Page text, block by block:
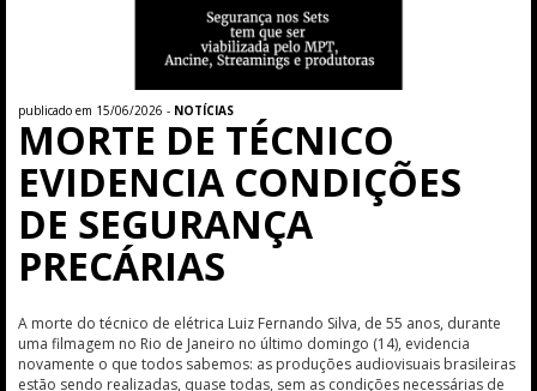
publicado em 15/06/2026 - NOTÍCIAS
MORTE DE TÉCNICO
EVIDENCIA CONDIÇÕES
DE SEGURANÇA
PRECÁRIAS
A morte do técnico de elétrica Luiz Fernando Silva, de 55 anos, durante
uma filmagem no Rio de Janeiro no último domingo (14), evidencia
novamente o que todos sabemos: as produções audiovisuais brasileiras
estão sendo realizadas, quase todas, sem as condições necessárias de